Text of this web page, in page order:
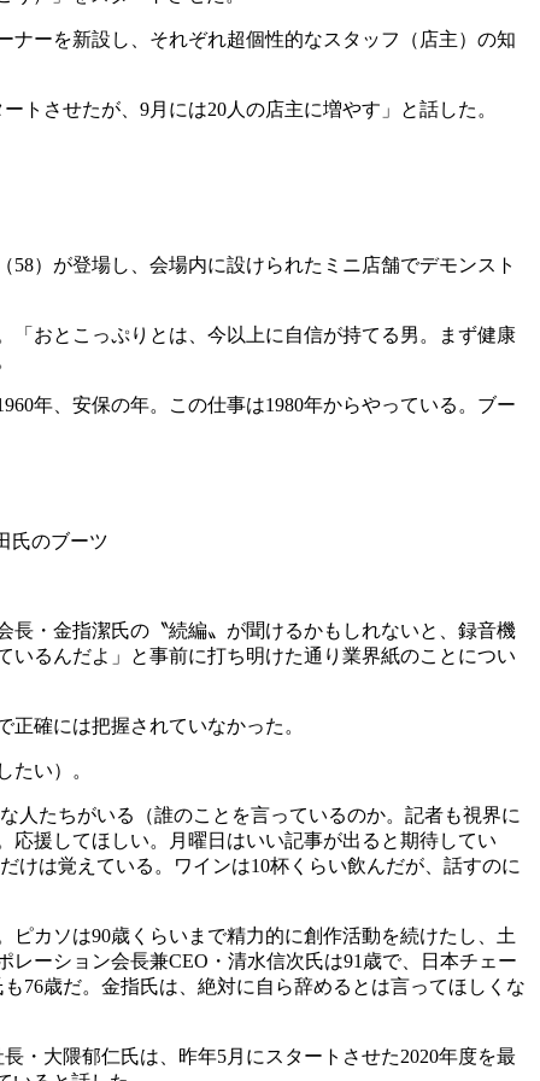
ーを新設し、それぞれ超個性的なスタッフ（店主）の知
させたが、9月には20人の店主に増やす」と話した。
）が登場し、会場内に設けられたミニ店舗でデモンスト
おとこっぷりとは、今以上に自信が持てる男。まず健康
年、安保の年。この仕事は1980年からやっている。ブー
氏のブーツ
・金指潔氏の〝続編〟が聞けるかもしれないと、録音機
いるんだよ」と事前に打ち明けた通り業界紙のことについ
確には把握されていなかった。
い）。
たちがいる（誰のことを言っているのか。記者も視界に
応援してほしい。月曜日はいい記事が出ると期待してい
は覚えている。ワインは10杯くらい飲んだが、話すのに
カソは90歳くらいまで精力的に創作活動を続けたし、土
ーション会長兼CEO・清水信次氏は91歳で、日本チェー
76歳だ。金指氏は、絶対に自ら辞めるとは言ってほしくな
・大隈郁仁氏は、昨年5月にスタートさせた2020年度を最